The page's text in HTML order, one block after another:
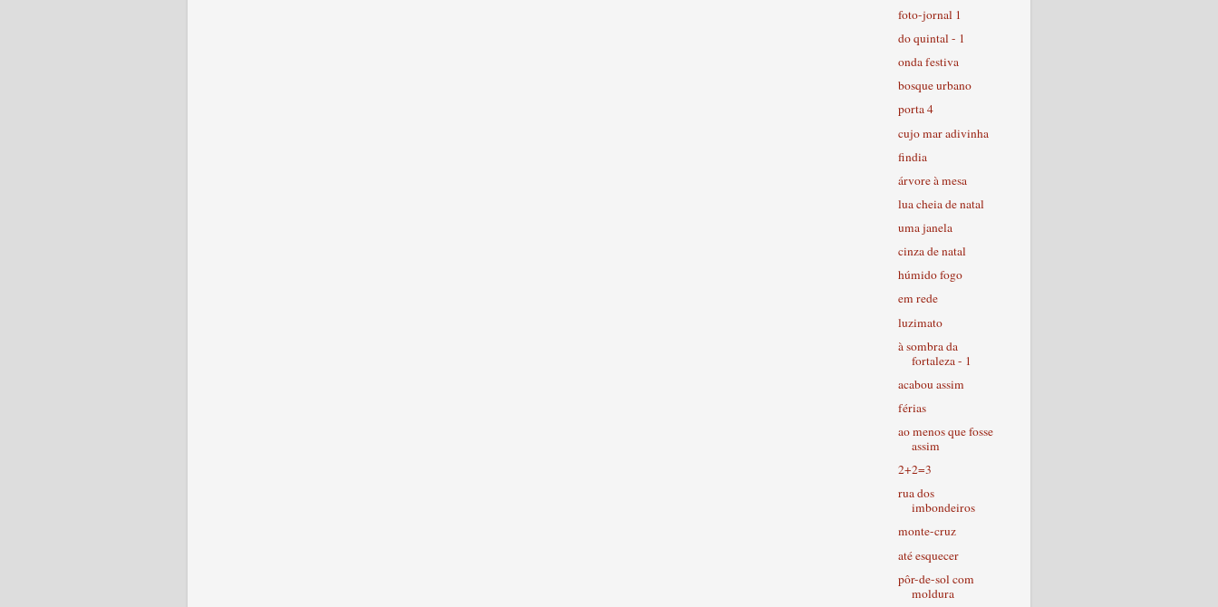
foto-jornal 1
do quintal - 1
onda festiva
bosque urbano
porta 4
cujo mar adivinha
findia
árvore à mesa
lua cheia de natal
uma janela
cinza de natal
húmido fogo
em rede
luzimato
à sombra da
fortaleza - 1
acabou assim
férias
ao menos que fosse
assim
2+2=3
rua dos
imbondeiros
monte-cruz
até esquecer
pôr-de-sol com
moldura